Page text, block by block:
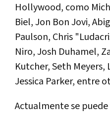
Hollywood, como
Biel, Jon Bon Jovi,
Paulson, Chris
Niro, Josh Duhamel,
Kutcher, Seth Meyers,
Jessica Parker, entre
Actualmente se puede